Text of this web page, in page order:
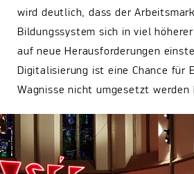
wird deutlich, dass der
Bildungssystem sich in viel
auf neue Herausforderungen
Digitalisierung ist eine Chance für
Wagnisse nicht umgesetzt werden